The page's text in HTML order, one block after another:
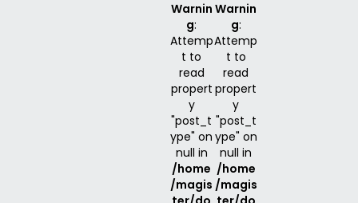
Warnin
g:
Attemp
t to
read
propert
y
"post_t
ype" on
null in
/home
/magis
Warnin
g:
Attemp
t to
read
propert
y
"post_t
ype" on
null in
/home
/magis